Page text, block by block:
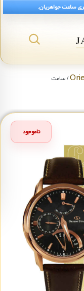
ساعت جواهریان.
/ ساعت
ناموجود